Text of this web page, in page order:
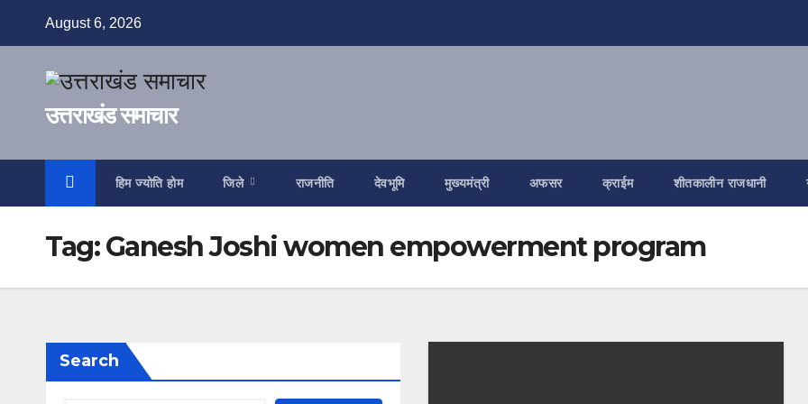
August 6, 2026
उत्तराखंड समाचार
हिम ज्योति होम जिले राजनीति देवभूमि मुख्यमंत्री अफसर क्राईम शीतकालीन राजधानी
Tag:Ganesh Joshi women empowerment program
Search